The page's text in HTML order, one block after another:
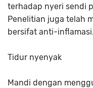
terhadap nyeri sendi
Penelitian juga telah
bersifat anti-inflamasi.
Tidur nyenyak
Mandi dengan